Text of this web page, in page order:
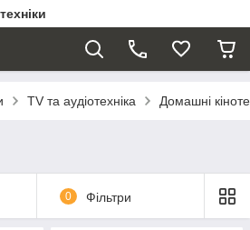
TV та аудіотехніка Домашні
0 Фільтри